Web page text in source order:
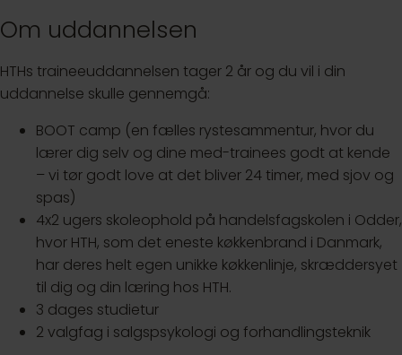
Om uddannelsen
HTHs traineeuddannelsen tager 2 år og du vil i din
uddannelse skulle gennemgå:
BOOT camp (en fælles rystesammentur, hvor du
lærer dig selv og dine med-trainees godt at kende
– vi tør godt love at det bliver 24 timer, med sjov og
spas)
4x2 ugers skoleophold på handelsfagskolen i Odder,
hvor HTH, som det eneste køkkenbrand i Danmark,
har deres helt egen unikke køkkenlinje, skræddersyet
til dig og din læring hos HTH.
3 dages studietur
2 valgfag i salgspsykologi og forhandlingsteknik